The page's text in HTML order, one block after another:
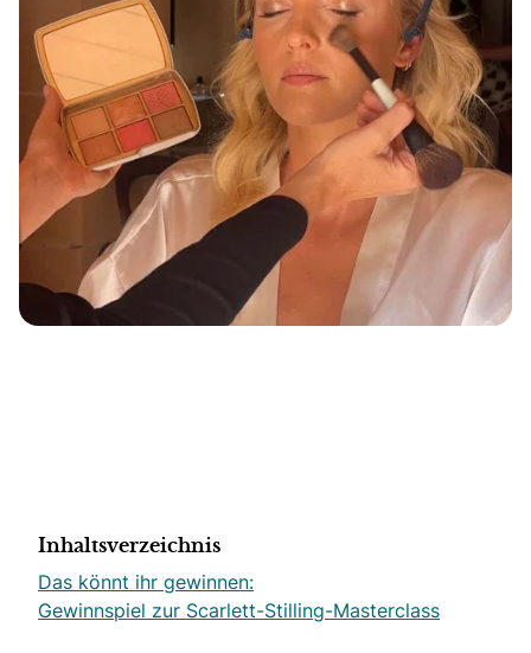
Inhaltsverzeichnis
Das könnt ihr gewinnen:
Gewinnspiel zur Scarlett-Stilling-Masterclass